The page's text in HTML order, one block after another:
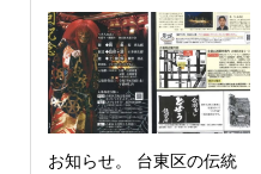
お知らせ。 台東区の伝統